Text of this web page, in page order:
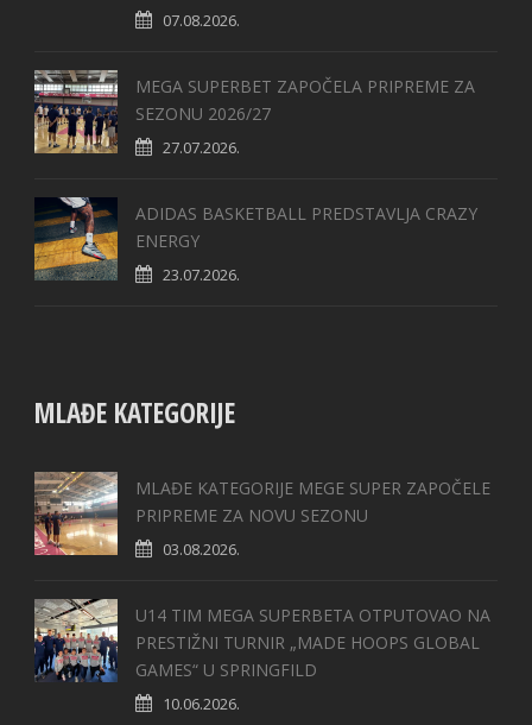
07.08.2026.
MEGA SUPERBET ZAPOČELA PRIPREME ZA
SEZONU 2026/27
27.07.2026.
ADIDAS BASKETBALL PREDSTAVLJA CRAZY
ENERGY
23.07.2026.
MLAĐE KATEGORIJE
MLAĐE KATEGORIJE MEGE SUPER ZAPOČELE
PRIPREME ZA NOVU SEZONU
03.08.2026.
U14 TIM MEGA SUPERBETA OTPUTOVAO NA
PRESTIŽNI TURNIR „MADE HOOPS GLOBAL
GAMES“ U SPRINGFILD
10.06.2026.